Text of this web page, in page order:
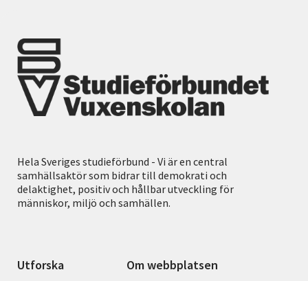
Hela Sveriges studieförbund - Vi är en central
samhällsaktör som bidrar till demokrati och
delaktighet, positiv och hållbar utveckling för
människor, miljö och samhällen.
Utforska Om webbplatsen